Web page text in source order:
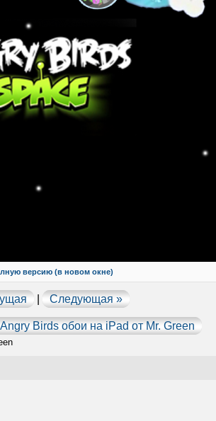
версию (в новом окне)
Следующая »
Angry Birds обои на iPad от Mr. Green